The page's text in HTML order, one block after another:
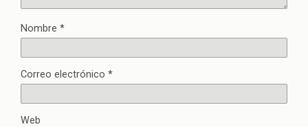
Nombre *
Correo electrónico *
Web